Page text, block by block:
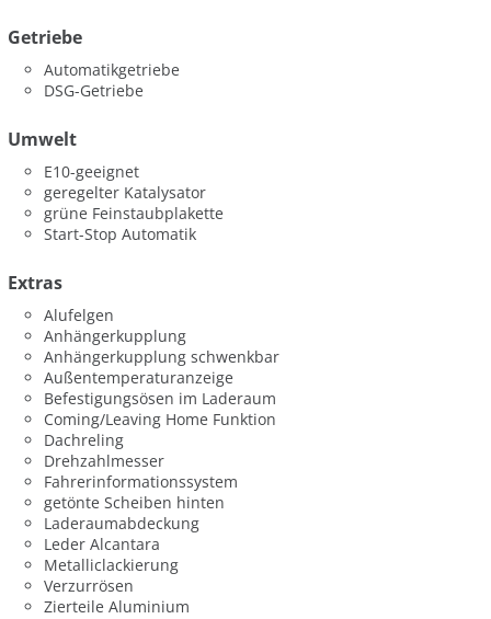
Getriebe
Automatikgetriebe
DSG-Getriebe
Umwelt
E10-geeignet
geregelter Katalysator
grüne Feinstaubplakette
Start-Stop Automatik
Extras
Alufelgen
Anhängerkupplung
Anhängerkupplung schwenkbar
Außentemperaturanzeige
Befestigungsösen im Laderaum
Coming/Leaving Home Funktion
Dachreling
Drehzahlmesser
Fahrerinformationssystem
getönte Scheiben hinten
Laderaumabdeckung
Leder Alcantara
Metalliclackierung
Verzurrösen
Zierteile Aluminium